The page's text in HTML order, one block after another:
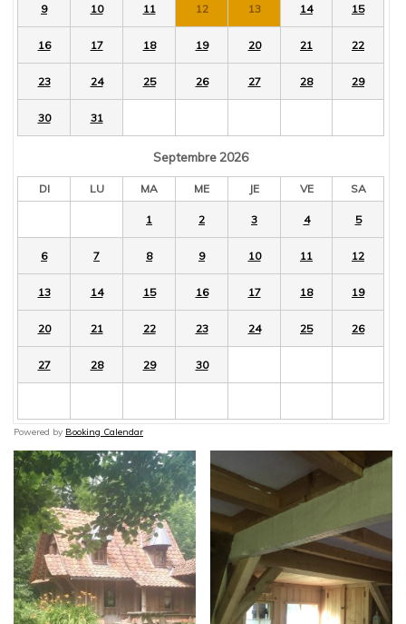
9 10 11 12 13 14 15
16 17 18 19 20 21 22
23 24 25 26 27 28 29
30 31
Septembre 2026
DI LU MA ME JE VE SA
1 2 3 4 5
6 7 8 9 10 11 12
13 14 15 16 17 18 19
20 21 22 23 24 25 26
27 28 29 30
Powered by Booking Calendar